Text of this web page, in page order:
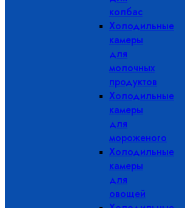
колбас
Холодильные
камеры
для
молочных
продуктов
Холодильные
камеры
для
мороженого
Холодильные
камеры
для
овощей